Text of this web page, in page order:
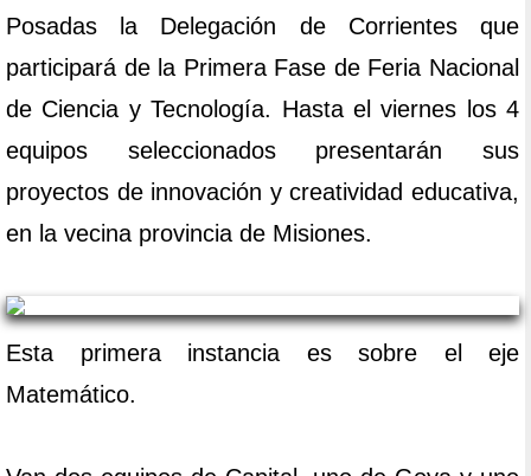
Posadas la Delegación de Corrientes que
participará de la Primera Fase de Feria Nacional
de Ciencia y Tecnología. Hasta el viernes los 4
equipos seleccionados presentarán sus
proyectos de innovación y creatividad educativa,
en la vecina provincia de Misiones.
Esta primera instancia es sobre el eje
Matemático.